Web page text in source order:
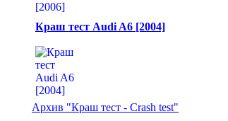
Краш тест Audi A6 [2004]
Архив "Краш тест - Crash test"